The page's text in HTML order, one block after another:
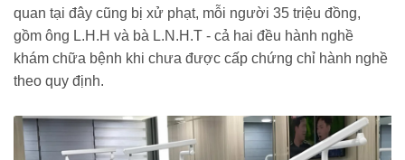
quan tại đây cũng bị xử phạt, mỗi người 35 triệu đồng,
gồm ông L.H.H và bà L.N.H.T - cả hai đều hành nghề
khám chữa bệnh khi chưa được cấp chứng chỉ hành nghề
theo quy định.